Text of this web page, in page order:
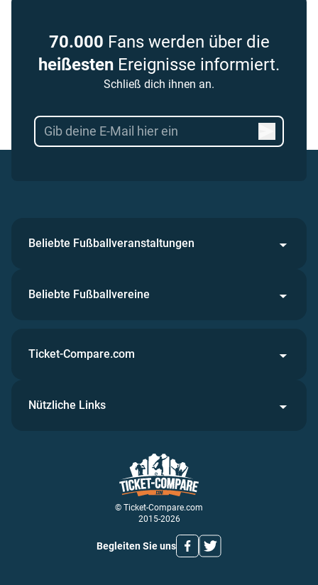
70.000 Fans werden über die
heißesten Ereignisse informiert.
Schließ dich ihnen an.
Beliebte Fußballveranstaltungen
Beliebte Fußballvereine
© Ticket-Compare.com
2015-2026
Begleiten Sie uns
Ticket-Compare.com
Nützliche Links